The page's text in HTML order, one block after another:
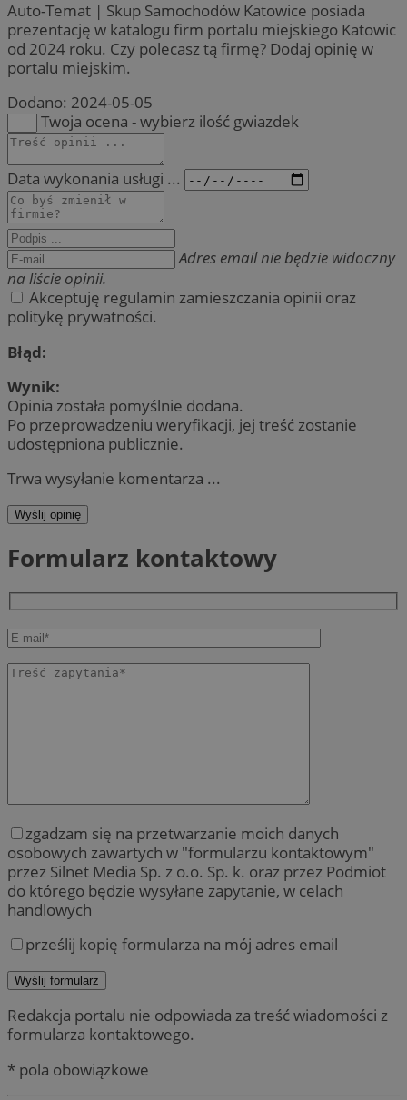
Auto-Temat | Skup Samochodów Katowice posiada
prezentację w katalogu firm portalu miejskiego Katowic
od 2024 roku. Czy polecasz tą firmę? Dodaj opinię w
portalu miejskim.
Dodano: 2024-05-05
Twoja ocena - wybierz ilość gwiazdek
Data wykonania usługi ...
Adres email nie będzie widoczny
na liście opinii.
Akceptuję regulamin zamieszczania opinii oraz
politykę prywatności.
Błąd:
Wynik:
Opinia została pomyślnie dodana.
Po przeprowadzeniu weryfikacji, jej treść zostanie
udostępniona publicznie.
Trwa wysyłanie komentarza ...
Wyślij opinię
Formularz kontaktowy
zgadzam się na przetwarzanie moich danych
osobowych zawartych w "formularzu kontaktowym"
przez Silnet Media Sp. z o.o. Sp. k. oraz przez Podmiot
do którego będzie wysyłane zapytanie, w celach
handlowych
prześlij kopię formularza na mój adres email
Redakcja portalu nie odpowiada za treść wiadomości z
formularza kontaktowego.
* pola obowiązkowe